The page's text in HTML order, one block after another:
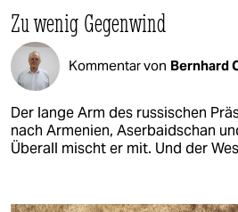
Zu wenig Gegenwind
Kommentar von Bernhard
Der lange Arm des russischen
nach Armenien, Aserbaidschan
Überall mischt er mit. Und der